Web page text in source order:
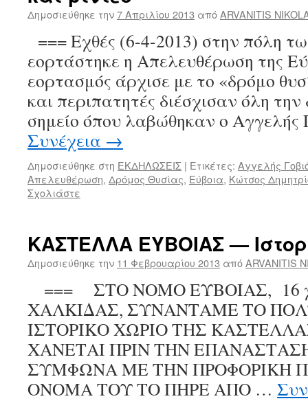
Δημοσιεύθηκε την7 Απριλίου 2013 απόARVANITIS
=== Εχθές (6-4-2013) στην πόλη
εορτάστηκε η Απελευθέρωση της
εορτασμός άρχισε με το «δρόμο
και περιπατητές διέσχισαν όλη
σημείο όπου λαβώθηκαν ο
Συνέχεια →
Δημοσιεύθηκε στη ΕΚΔΗΛΩΣΕΙΣ | Ετικέτες: Αγγελής
Απελευθέρωση, Δρόμος Θυσίας, Εύβοια, Κώτσος
Σχολιάστε
ΚΑΣΤΕΛΛΑ ΕΥΒΟΙΑΣ —
Δημοσιεύθηκε την 11 Φεβρουαρίου 2013 απόARVANITIS
=== ΣΤΟ ΝΟΜΟ ΕΥΒΟΙΑΣ, 16
ΧΑΛΚΙΔΑΣ, ΣΥΝΑΝΤΑΜΕ ΤΟ
ΙΣΤΟΡΙΚΟ ΧΩΡΙΟ ΤΗΣ
ΧΑΝΕΤΑΙ ΠΡΙΝ ΤΗΝ
ΣΥΜΦΩΝΑ ΜΕ ΤΗΝ ΠΡΟΦΟΡΙΚΗ
ΟΝΟΜΑ ΤΟΥ ΤΟ ΠΗΡΕ ΑΠΟ …